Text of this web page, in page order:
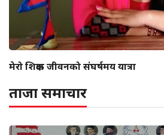
मेरो शिक्षक जीवनको संघर्षमय यात्रा
ताजा समाचार